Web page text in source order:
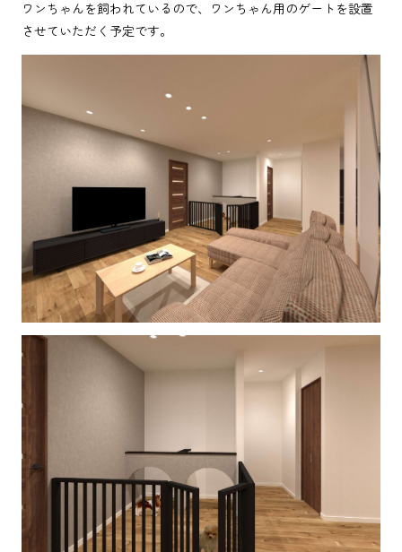
ワンちゃんを飼われているので、ワンちゃん用のゲートを設置
させていただく予定です。